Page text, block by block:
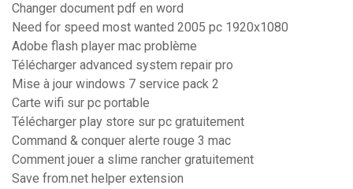
Changer document pdf en word
Need for speed most wanted 2005 pc 1920x1080
Adobe flash player mac problème
Télécharger advanced system repair pro
Mise à jour windows 7 service pack 2
Carte wifi sur pc portable
Télécharger play store sur pc gratuitement
Command & conquer alerte rouge 3 mac
Comment jouer a slime rancher gratuitement
Save from.net helper extension